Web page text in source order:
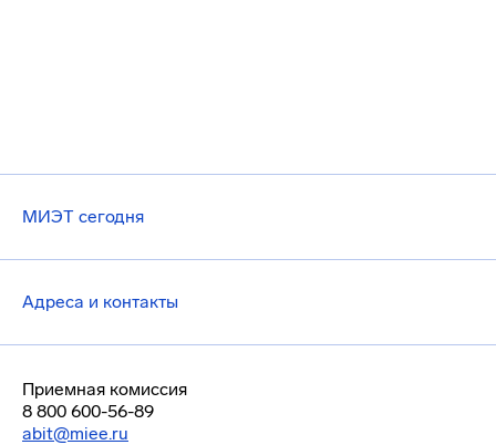
МИЭТ сегодня
Адреса и контакты
Приемная комиссия
8 800 600-56-89
abit@miee.ru